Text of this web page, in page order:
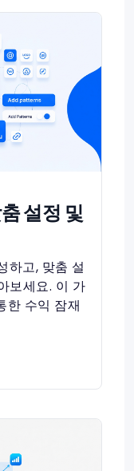
설정 및
하고, 맞춤 설
보세요. 이 가
한 수익 잠재